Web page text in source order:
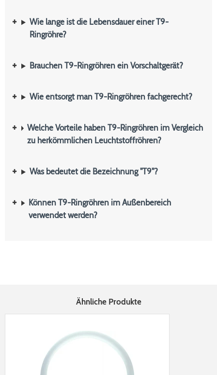
Wie lange ist die Lebensdauer einer T9-
Ringröhre?
Brauchen T9-Ringröhren ein Vorschaltgerät?
Wie entsorgt man T9-Ringröhren fachgerecht?
Welche Vorteile haben T9-Ringröhren im Vergleich
zu herkömmlichen Leuchtstoffröhren?
Was bedeutet die Bezeichnung "T9"?
Können T9-Ringröhren im Außenbereich
verwendet werden?
Ähnliche Produkte